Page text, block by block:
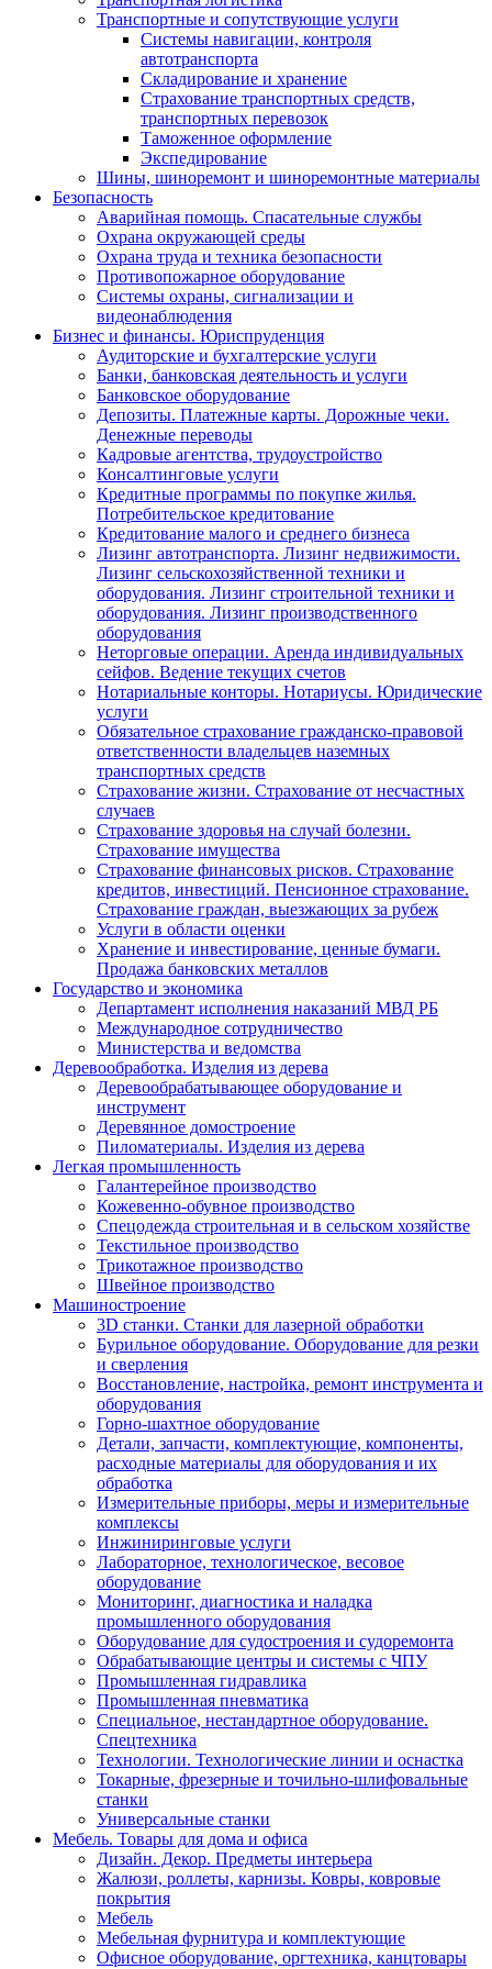
Транспортные и сопутствующие услуги
Системы навигации, контроля
автотранспорта
Складирование и хранение
Страхование транспортных средств,
транспортных перевозок
Таможенное оформление
Экспедирование
Шины, шиноремонт и шиноремонтные материалы
Безопасность
Аварийная помощь. Спасательные службы
Охрана окружающей среды
Охрана труда и техника безопасности
Противопожарное оборудование
Системы охраны, сигнализации и
видеонаблюдения
Бизнес и финансы. Юриспруденция
Аудиторские и бухгалтерские услуги
Банки, банковская деятельность и услуги
Банковское оборудование
Депозиты. Платежные карты. Дорожные чеки.
Денежные переводы
Кадровые агентства, трудоустройство
Консалтинговые услуги
Кредитные программы по покупке жилья.
Потребительское кредитование
Кредитование малого и среднего бизнеса
Лизинг автотранспорта. Лизинг недвижимости.
Лизинг сельскохозяйственной техники и
оборудования. Лизинг строительной техники и
оборудования. Лизинг производственного
оборудования
Неторговые операции. Аренда индивидуальных
сейфов. Ведение текущих счетов
Нотариальные конторы. Нотариусы. Юридические
услуги
Обязательное страхование гражданско-правовой
ответственности владельцев наземных
транспортных средств
Страхование жизни. Страхование от несчастных
случаев
Страхование здоровья на случай болезни.
Страхование имущества
Страхование финансовых рисков. Страхование
кредитов, инвестиций. Пенсионное страхование.
Страхование граждан, выезжающих за рубеж
Услуги в области оценки
Хранение и инвестирование, ценные бумаги.
Продажа банковских металлов
Государство и экономика
Департамент исполнения наказаний МВД РБ
Международное сотрудничество
Министерства и ведомства
Деревообработка. Изделия из дерева
Деревообрабатывающее оборудование и
инструмент
Деревянное домостроение
Пиломатериалы. Изделия из дерева
Легкая промышленность
Галантерейное производство
Кожевенно-обувное производство
Спецодежда строительная и в сельском хозяйстве
Текстильное производство
Трикотажное производство
Швейное производство
Машиностроение
3D станки. Станки для лазерной обработки
Бурильное оборудование. Оборудование для резки
и сверления
Восстановление, настройка, ремонт инструмента и
оборудования
Горно-шахтное оборудование
Детали, запчасти, комплектующие, компоненты,
расходные материалы для оборудования и их
обработка
Измерительные приборы, меры и измерительные
комплексы
Инжиниринговые услуги
Лабораторное, технологическое, весовое
оборудование
Мониторинг, диагностика и наладка
промышленного оборудования
Оборудование для судостроения и судоремонта
Обрабатывающие центры и системы с ЧПУ
Промышленная гидравлика
Промышленная пневматика
Специальное, нестандартное оборудование.
Спецтехника
Технологии. Технологические линии и оснастка
Токарные, фрезерные и точильно-шлифовальные
станки
Универсальные станки
Мебель. Товары для дома и офиса
Дизайн. Декор. Предметы интерьера
Жалюзи, роллеты, карнизы. Ковры, ковровые
покрытия
Мебель
Мебельная фурнитура и комплектующие
Офисное оборудование, оргтехника, канцтовары